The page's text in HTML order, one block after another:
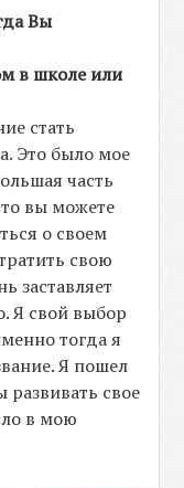
Вы
в школе или
стать
Это было мое
часть
вы можете
о своем
свою
заставляет
Я свой выбор
тогда я
Я пошел
свое
в мою